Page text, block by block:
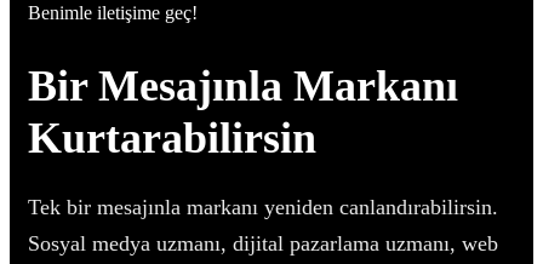
Benimle iletişime geç!
Bir Mesajınla Markanı
Kurtarabilirsin
Tek bir mesajınla markanı yeniden canlandırabilirsin.
Sosyal medya uzmanı, dijital pazarlama uzmanı, web